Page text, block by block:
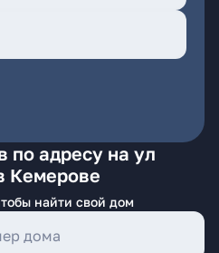
по адресу на ул
Кемерове
найти свой дом